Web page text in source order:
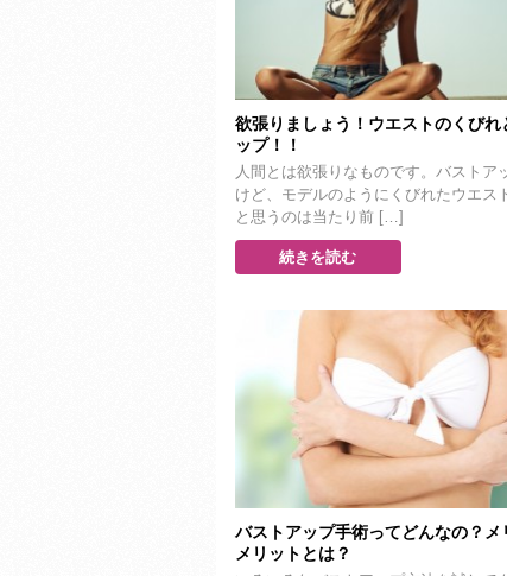
欲張りましょう！ウエストのくびれ
ップ！！
人間とは欲張りなものです。バストア
けど、モデルのようにくびれたウエス
と思うのは当たり前 […]
続きを読む
バストアップ手術ってどんなの？メ
メリットとは？